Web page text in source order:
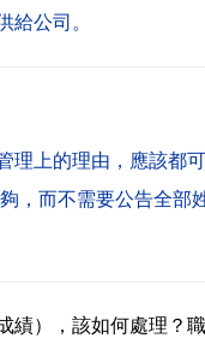
給公司。
上的理由，應該都
而不需要公告全
），該如何處理？